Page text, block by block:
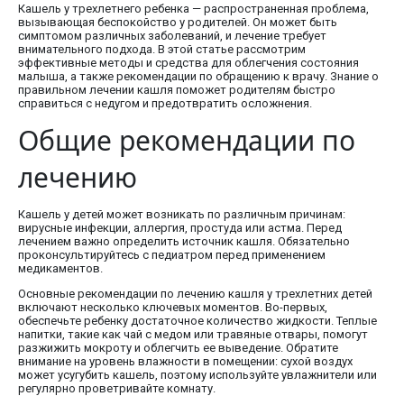
Кашель у трехлетнего ребенка — распространенная проблема,
вызывающая беспокойство у родителей. Он может быть
симптомом различных заболеваний, и лечение требует
внимательного подхода. В этой статье рассмотрим
эффективные методы и средства для облегчения состояния
малыша, а также рекомендации по обращению к врачу. Знание о
правильном лечении кашля поможет родителям быстро
справиться с недугом и предотвратить осложнения.
Общие рекомендации по
лечению
Кашель у детей может возникать по различным причинам:
вирусные инфекции, аллергия, простуда или астма. Перед
лечением важно определить источник кашля. Обязательно
проконсультируйтесь с педиатром перед применением
медикаментов.
Основные рекомендации по лечению кашля у трехлетних детей
включают несколько ключевых моментов. Во-первых,
обеспечьте ребенку достаточное количество жидкости. Теплые
напитки, такие как чай с медом или травяные отвары, помогут
разжижить мокроту и облегчить ее выведение. Обратите
внимание на уровень влажности в помещении: сухой воздух
может усугубить кашель, поэтому используйте увлажнители или
регулярно проветривайте комнату.